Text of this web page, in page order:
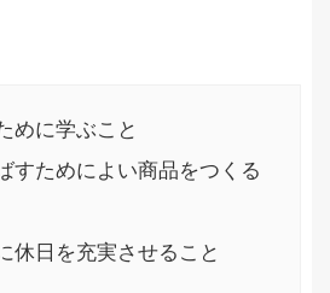
めに学ぶこと
すためによい商品をつくる
休日を充実させること